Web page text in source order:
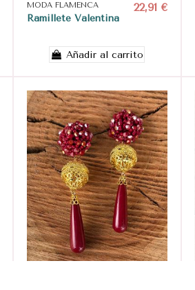
MODA FLAMENCA
Ramillete Valentina
22,91 €
Añadir al carrito